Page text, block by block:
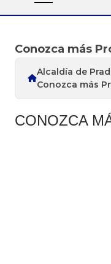
Conozca más
Alcaldía de
Conozca más
​​CONOZCA